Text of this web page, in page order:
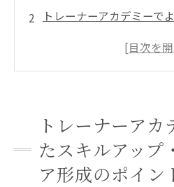
トレーナーアカデミーで
トレーナージムの比較早
トレーナーア
たスキルアップ
ア形成のポイン